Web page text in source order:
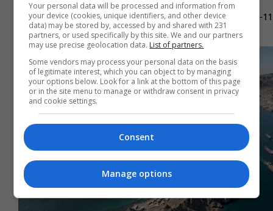
10:19 | 2026-07-11
Your personal data will be processed and information from
your device (cookies, unique identifiers, and other device
data) may be stored by, accessed by and shared with 231
partners, or used specifically by this site. We and our partners
may use precise geolocation data. List of partners.
Some vendors may process your personal data on the basis
of legitimate interest, which you can object to by managing
your options below. Look for a link at the bottom of this page
or in the site menu to manage or withdraw consent in privacy
and cookie settings.
Consent
Manage options